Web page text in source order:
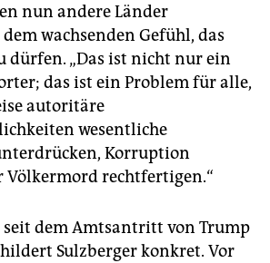
nun andere Länder
wachsenden Gefühl, das
dürfen. „Das ist nicht nur ein
das ist ein Problem für alle,
autoritäre
wesentliche
Korruption
Völkermord rechtfertigen.“
seit dem Amtsantritt von Trump
Sulzberger konkret. Vor